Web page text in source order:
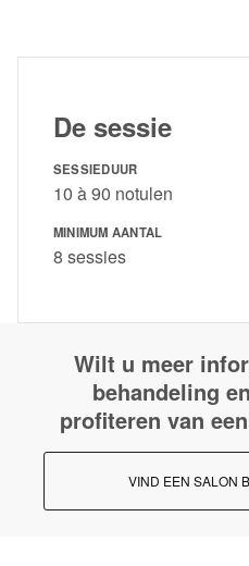
De sessie
SESSIEDUUR
10 à 90 notulen
MINIMUM AANTAL
8 sessies
Wilt u meer
behandeling
profiteren van
VIND EEN SALON